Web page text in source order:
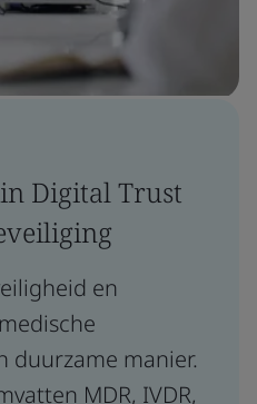
Digital Trust
en
duurzame manier.
MDR, IVDR,